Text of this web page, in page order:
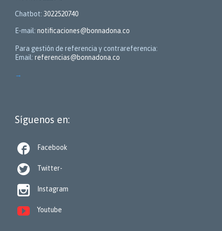
Chatbot: 3022520740
E-mail: notificaciones@bonnadona.co
Para gestión de referencia y contrareferencia:
Email: referencias@bonnadona.co
→
Síguenos en:
 Facebook
 Twitter-
 Instagram
 Youtube